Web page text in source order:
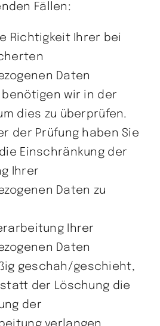
Fällen:
Richtigkeit Ihrer bei
Daten
wir in der
dies zu überprüfen.
der Prüfung haben Sie
Einschränkung der
Ihrer
Daten zu
Ihrer
Daten
geschah/geschieht,
der Löschung die
der